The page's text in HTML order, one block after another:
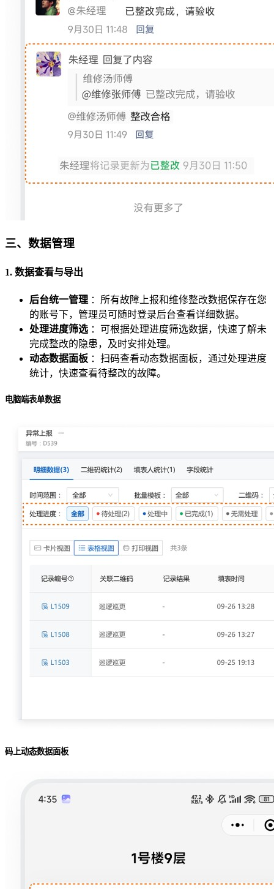
三、数据管理
1. 数据查看与导出
后台统一管理 ：所有故障上报和维修整改数据保存在您
的账号下，管理员可随时登录后台查看详细数据。
处理进度筛选 ：可根据处理进度筛选数据，快速了解未
完成整改的隐患，及时安排处理。
动态数据面板 ：扫码查看动态数据面板，通过处理进度
统计，快速查看待整改的故障。
电脑端表单数据
码上动态数据面板